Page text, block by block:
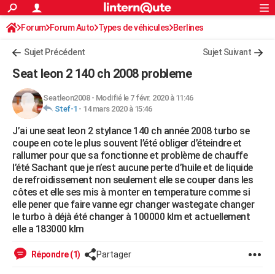
ACTUALITÉS
Politique
Société
Faits Divers
Education
Monde
Villes
+
FINANCE
Retraite
Impôts
Epargne
Immobilier
Risques naturels par ville
Banque
Assurance
Crédit
AUTO
Essais
Réserver un essai
Citadines
Berlines
SUV
Forum auto
+HIGH-TECH
Mobiles
Meilleur smartphone
Internet
Ordinateurs
Jeux vidéo
Guide high-tech
+BRICOLAGE
Forum
Aménagement intérieur
Extérieur
Cuisine
Salle de bains
Jardinage
Rangement
WEEK-END
Guides de France
Escapades
Patrimoine
Expositions
Musées
Week-end nature
+LIFESTYLE
Alimentation
Guide de la santé
Maladies
Médicaments
Sommeil
S'inscrire
Connexion
Forum Forum Auto Types de véhicules Berlines
Sujet Précédent Sujet Suivant
Seat leon 2 140 ch 2008 probleme
Seatleon2008- Modifié le 7 févr. 2020 à 11:46
Stef-1 - 14 mars 2020 à 15:46
J’ai une seat leon 2 stylance 140 ch année 2008 turbo se
coupe en cote le plus souvent l’été obliger d’éteindre et
rallumer pour que sa fonctionne et problème de chauffe
l’été Sachant que je n’est aucune perte d’huile et de liquide
de refroidissement non seulement elle se couper dans les
côtes et elle ses mis à monter en temperature comme si
elle pener que faire vanne egr changer wastegate changer
le turbo à déjà été changer à 100000 klm et actuellement
elle a 183000 klm
Répondre (1) Partager